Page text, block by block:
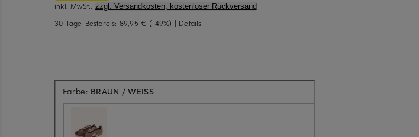
inkl. MwSt., zzgl. Versandkosten, kostenloser Rückversand
30-Tage-Bestpreis: 89,95 € (-49%) | Details
Farbe: BRAUN / WEISS